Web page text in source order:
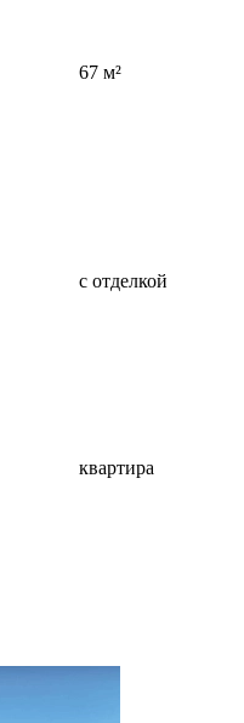
67 м²
с отделкой
квартира